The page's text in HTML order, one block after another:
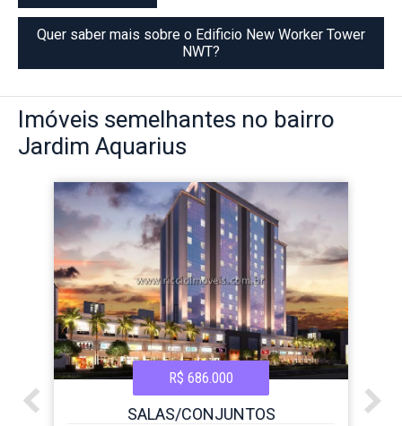
Quer saber mais sobre o Edificio New Worker Tower
NWT?
Imóveis semelhantes no bairro
Jardim Aquarius
R$ 686.000
SALAS/CONJUNTOS